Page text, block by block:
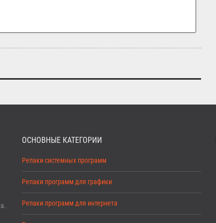
ОСНОВНЫЕ КАТЕГОРИИ
Репаки системных программ
Репаки программ для графики
Репаки программ для интернета